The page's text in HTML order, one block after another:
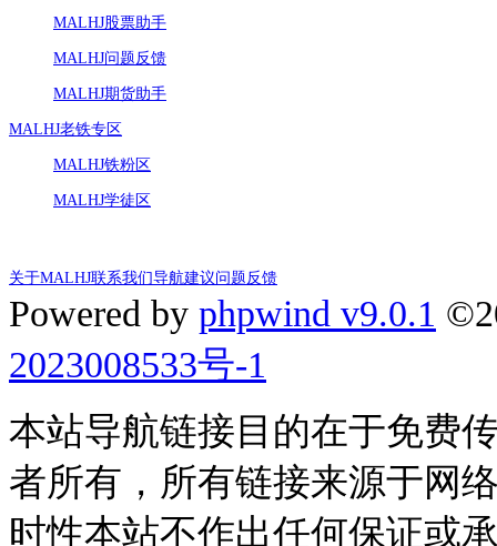
MALHJ股票助手
MALHJ问题反馈
MALHJ期货助手
MALHJ老铁专区
MALHJ铁粉区
MALHJ学徒区
关于MALHJ联系我们导航建议问题反馈
Powered by phpwind v9.0.1
2023008533号-1
本站导航链接目的在于免费
者所有，所有链接来源于网
时性本站不作出任何保证或